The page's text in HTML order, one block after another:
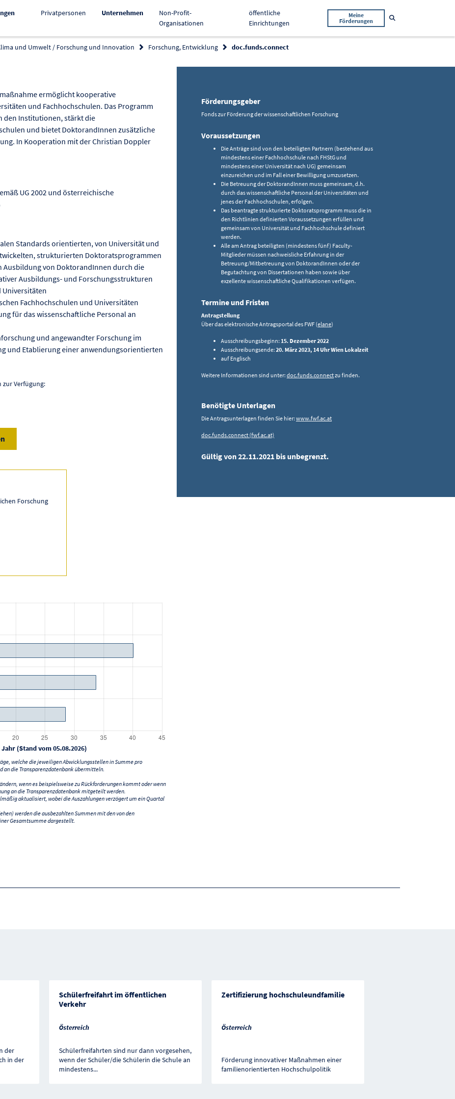
Privatpersonen UnternehmenAktiv Non-Profit-
Organisationen
öffentliche
Einrichtungen
Meine
Förderungen
und Umwelt / Forschung und Innovation Forschung, Entwicklung doc.funds.connect
kopieren
ermöglicht kooperative
und Fachhochschulen. Das Programm
den Institutionen, stärkt die
und bietet DoktorandInnen zusätzliche
In Kooperation mit der Christian Doppler
UG 2002 und österreichische
Standards orientierten, von Universität und
strukturierten Doktoratsprogrammen
Ausbildung von DoktorandInnen durch die
Ausbildungs- und Forschungsstrukturen
Universitäten
Fachhochschulen und Universitäten
für das wissenschaftliche Personal an
und angewandter Forschung im
und Etablierung einer anwendungsorientierten
Verfügung:
Forschung
(Stand vom 05.08.2026)
welche die jeweiligen Abwicklungsstellen in Summe pro
an die Transparenzdatenbank übermitteln.
wenn es beispielsweise zu Rückforderungen kommt oder wenn
an die Transparenzdatenbank mitgeteilt werden.
aktualisiert, wobei die Auszahlungen verzögert um ein Quartal
werden die ausbezahlten Summen mit den von den
Gesamtsumme dargestellt.
Förderungsgeber
Fonds zur Förderung der wissenschaftlichen Forschung
Voraussetzungen
Die Anträge sind von den beteiligten Partnern (bestehend aus
mindestens einer Fachhochschule nach FHStG und
mindestens einer Universität nach UG) gemeinsam
einzureichen und im Fall einer Bewilligung umzusetzen.
Die Betreuung der DoktorandInnen muss gemeinsam, d.h.
durch das wissenschaftliche Personal der Universitäten und
jenes der Fachhochschulen, erfolgen.
Das beantragte strukturierte Doktoratsprogramm muss die in
den Richtlinien definierten Voraussetzungen erfüllen und
gemeinsam von Universität und Fachhochschule definiert
werden.
Alle am Antrag beteiligten (mindestens fünf) Faculty-
Mitglieder müssen nachweisliche Erfahrung in der
Betreuung/Mitbetreuung von DoktorandInnen oder der
Begutachtung von Dissertationen haben sowie über
exzellente wissenschaftliche Qualifikationen verfügen.
Termine und Fristen
Antragstellung
Über das elektronische Antragsportal des FWF (elane)
Ausschreibungsbeginn: 15. Dezember 2022
Ausschreibungsende: 20. März 2023, 14 Uhr Wien Lokalzeit
auf Englisch
Weitere Informationen sind unter: doc.funds.connectzu finden.
Benötigte Unterlagen
Die Antragsunterlagen finden Sie hier: www.fwf.ac.at
doc.funds.connect (fwf.ac.at)
Gültig von 22.11.2021 bis unbegrenzt.
der
in der
Schülerfreifahrt im öffentlichen
Verkehr
Österreich
Schülerfreifahrten sind nur dann vorgesehen,
wenn der Schüler/die Schülerin die Schule an
mindestens...
Zertifizierung hochschuleundfamilie
Österreich
Förderung innovativer Maßnahmen einer
familienorientierten Hochschulpolitik